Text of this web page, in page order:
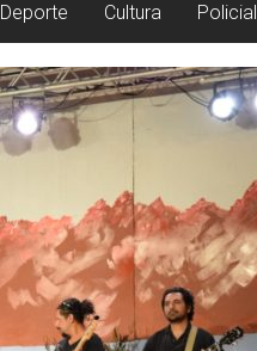
Deporte Cultura Policial